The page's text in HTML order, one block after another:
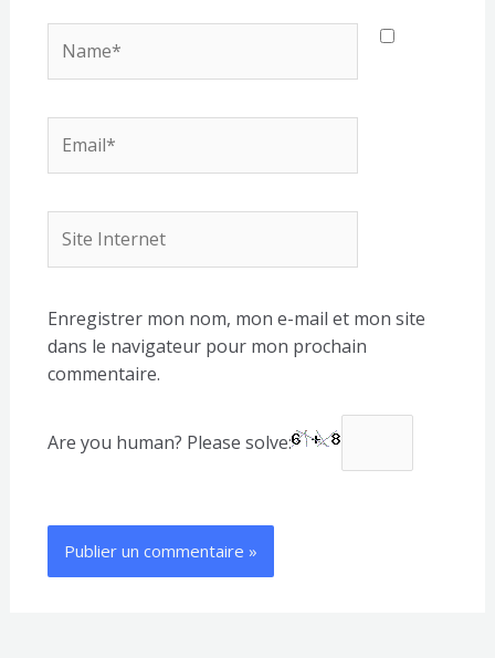
Internet
Enregistrer mon nom, mon e-mail et mon site
dans le navigateur pour mon prochain
commentaire.
Are you human? Please solve: